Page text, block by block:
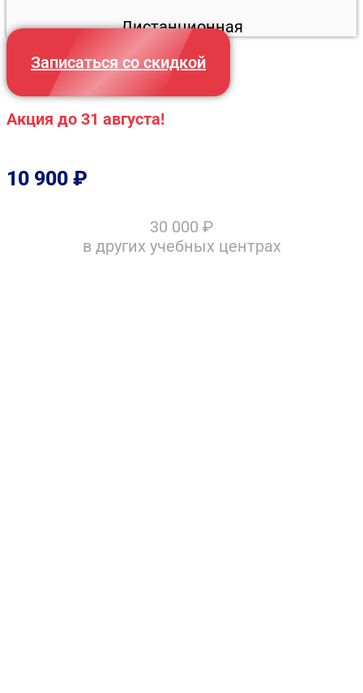
Дистанционная
Записаться со скидкой
Акция до 31 августа!
10 900 ₽
30 000 ₽
в других учебных центрах